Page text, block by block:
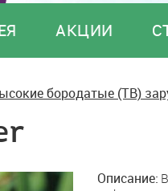
АКЦИИ
бородатые (TB)
Описание: